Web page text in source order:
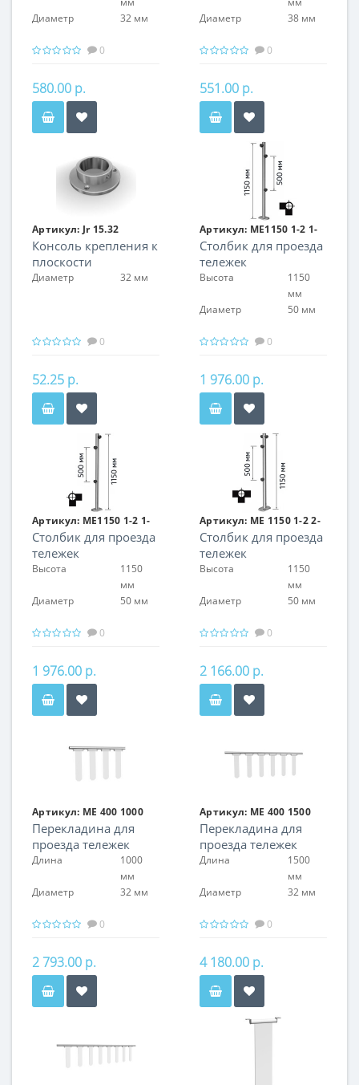
Диаметр
32 мм
0
580.00 р.
Диаметр
38 мм
0
551.00 р.
Артикул:Jr 15.32
Консоль крепления к
плоскости
Диаметр 32 мм
0
52.25 р.
Артикул: ME1150 1-2 1-
90 L
Столбик для проезда
тележек
двухсторонний,
левый Кол-во муфт:
3 шт
Высота
1150
мм
Диаметр
50 мм
0
1 976.00 р.
Артикул: ME1150 1-2 1-
90 R
Столбик для проезда
тележек
двухсторонний,
правый Кол-во муфт:
3 шт
Высота
1150
мм
Диаметр
50 мм
0
1 976.00 р.
Артикул: ME 1150 1-2 2-
90
Столбик для проезда
тележек
трехсторонний Кол-
Высота
1150
мм
Диаметр
50 мм
0
2 166.00 р.
Артикул: ME 400 1000
Перекладина для
проезда тележек
Длина
1000
мм
Диаметр
32 мм
0
2 793.00 р.
Артикул: ME 400 1500
Перекладина для
проезда тележек
Длина
1500
мм
Диаметр
32 мм
0
4 180.00 р.